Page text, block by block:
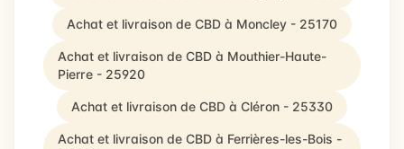
Achat et livraison de CBD à Moncley - 25170
Achat et livraison de CBD à Mouthier-Haute-
Pierre - 25920
Achat et livraison de CBD à Cléron - 25330
Achat et livraison de CBD à Ferrières-les-Bois -